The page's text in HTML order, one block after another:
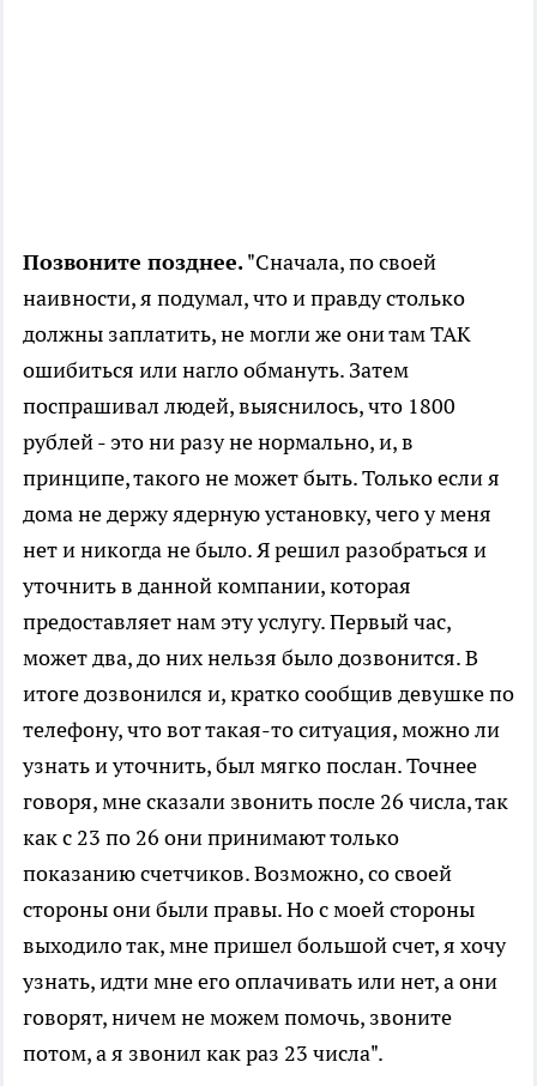
Позвоните позднее."Сначала, по своей
наивности, я подумал, что и правду столько
должны заплатить, не могли же они там ТАК
ошибиться или нагло обмануть. Затем
поспрашивал людей, выяснилось, что 1800
рублей - это ни разу не нормально, и, в
принципе, такого не может быть. Только если я
дома не держу ядерную установку, чего у меня
нет и никогда не было. Я решил разобраться и
уточнить в данной компании, которая
предоставляет нам эту услугу. Первый час,
может два, до них нельзя было дозвонится. В
итоге дозвонился и, кратко сообщив девушке по
телефону, что вот такая-то ситуация, можно ли
узнать и уточнить, был мягко послан. Точнее
говоря, мне сказали звонить после 26 числа, так
как с 23 по 26 они принимают только
показанию счетчиков. Возможно, со своей
стороны они были правы. Но с моей стороны
выходило так, мне пришел большой счет, я хочу
узнать, идти мне его оплачивать или нет, а они
говорят, ничем не можем помочь, звоните
потом, а я звонил как раз 23 числа".